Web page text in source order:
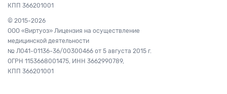
КПП 366201001
© 2015-2026
ООО «Виртуоз» Лицензия на осуществление
медицинской деятельности
№ Л041-01136-36/00300466 от 5 августа 2015 г.
ОГРН 1153668001475, ИНН 3662990789,
КПП 366201001